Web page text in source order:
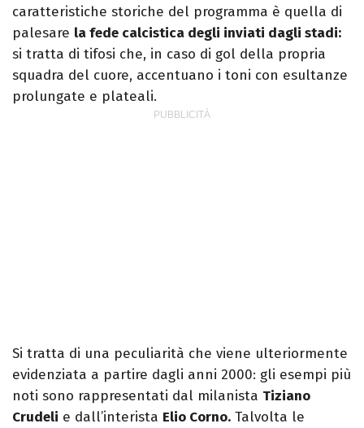
caratteristiche storiche del programma è quella di
palesare la fede calcistica degli inviati dagli stadi:
si tratta di tifosi che, in caso di gol della propria
squadra del cuore, accentuano i toni con esultanze
prolungate e plateali.
Si tratta di una peculiarità che viene ulteriormente
evidenziata a partire dagli anni 2000: gli esempi più
noti sono rappresentati dal milanista Tiziano
Crudeli e dall’interista Elio Corno. Talvolta le